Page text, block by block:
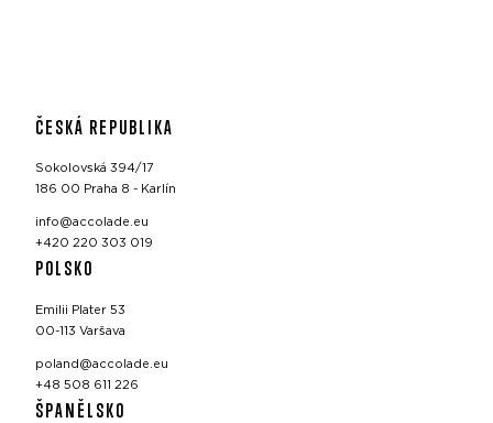
ČESKÁ REPUBLIKA
Sokolovská 394/17
186 00 Praha 8 - Karlín
info@accolade.eu
+420 220 303 019
POLSKO
Emilii Plater 53
00-113 Varšava
poland@accolade.eu
+48 508 611 226
ŠPANĚLSKO